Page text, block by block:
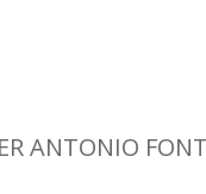
ANTONIO